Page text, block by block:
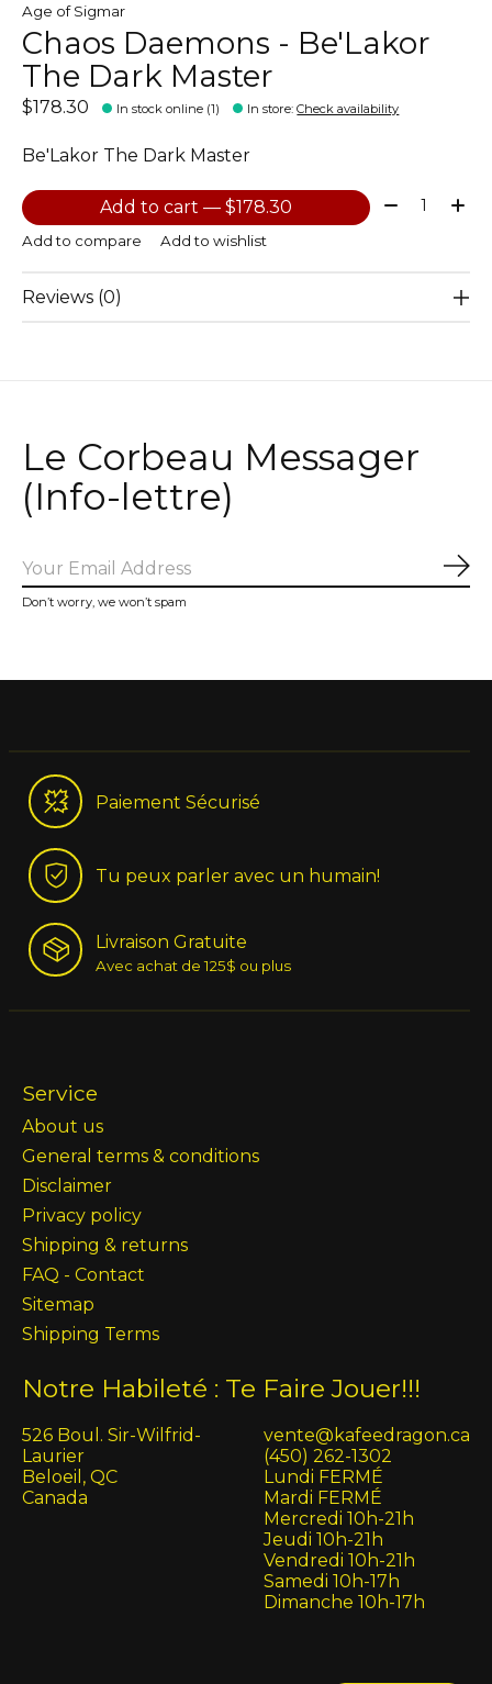
Age of Sigmar
Chaos Daemons - Be'Lakor
The Dark Master
$178.30 In stock online (1) In store:Check availability
Be'Lakor The Dark Master
Add to cart — $178.30 Quantity:
Add to compare Add to wishlist
Reviews (0)
Le Corbeau Messager
(Info-lettre)
Don’t worry, we won’t spam
Paiement Sécurisé
Tu peux parler avec un humain!
Livraison Gratuite
Avec achat de 125$ ou plus
Service
About us
General terms & conditions
Disclaimer
Privacy policy
Shipping & returns
FAQ - Contact
Sitemap
Shipping Terms
Notre Habileté : Te Faire Jouer!!!
526 Boul. Sir-Wilfrid-
Laurier
Beloeil, QC
Canada
vente@kafeedragon.ca
(450) 262-1302
Lundi FERMÉ
Mardi FERMÉ
Mercredi 10h-21h
Jeudi 10h-21h
Vendredi 10h-21h
Samedi 10h-17h
Dimanche 10h-17h
English (US)